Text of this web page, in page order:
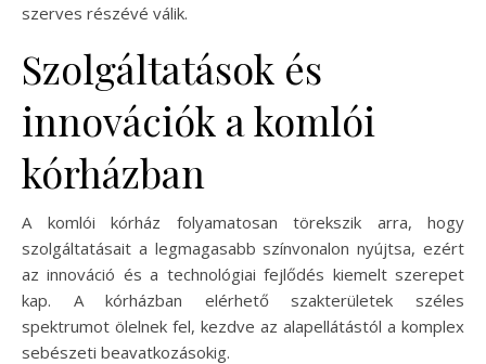
szerves részévé válik.
Szolgáltatások és
innovációk a komlói
kórházban
A komlói kórház folyamatosan törekszik arra, hogy
szolgáltatásait a legmagasabb színvonalon nyújtsa, ezért
az innováció és a technológiai fejlődés kiemelt szerepet
kap. A kórházban elérhető szakterületek széles
spektrumot ölelnek fel, kezdve az alapellátástól a komplex
sebészeti beavatkozásokig.